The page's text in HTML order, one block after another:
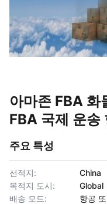
아마존 FBA 화
FBA 국제 운송
주요 특성
선적지:
China
목적지 도시:
Global
배송 모드:
항공